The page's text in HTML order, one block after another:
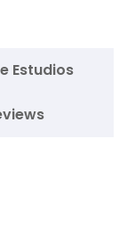
Estudios